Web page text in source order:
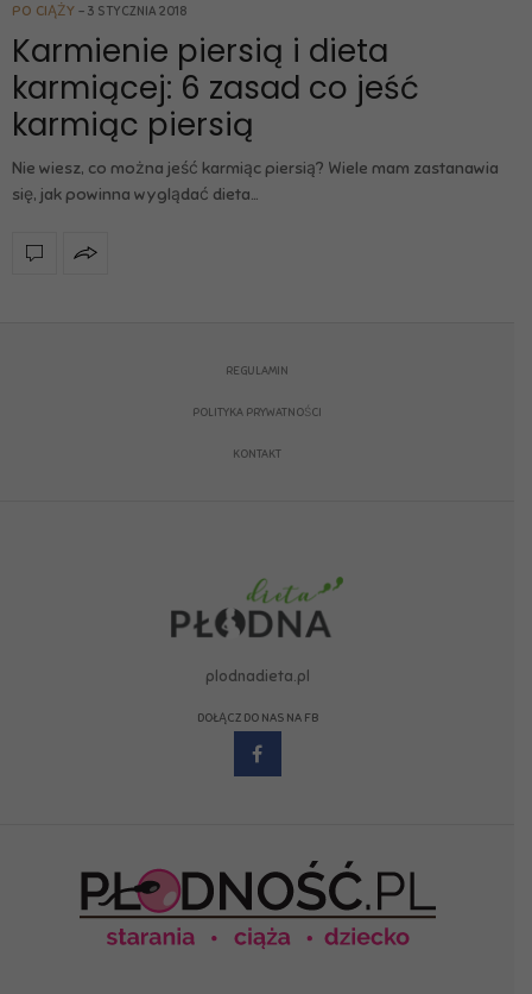
PO CIĄŻY 3 STYCZNIA 2018
Karmienie piersią i dieta
karmiącej: 6 zasad co jeść
karmiąc piersią
Nie wiesz, co można jeść karmiąc piersią? Wiele mam zastanawia
się, jak powinna wyglądać dieta…
REGULAMIN
POLITYKA PRYWATNOŚCI
KONTAKT
plodnadieta.pl
DOŁĄCZ DO NAS NA FB